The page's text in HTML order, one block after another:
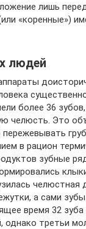
лишь
«коренные»)
людей
более 36
челюсть. Это
в рацион
зубные
челюстная
а сами
время 32 зуба
однако третьи